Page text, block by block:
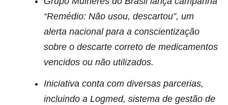
“Remédio: Não usou, descartou”, um
alerta nacional para a conscientização
sobre o descarte correto de medicamentos
vencidos ou não utilizados.
Iniciativa conta com diversas parcerias,
incluindo a Logmed, sistema de gestão de